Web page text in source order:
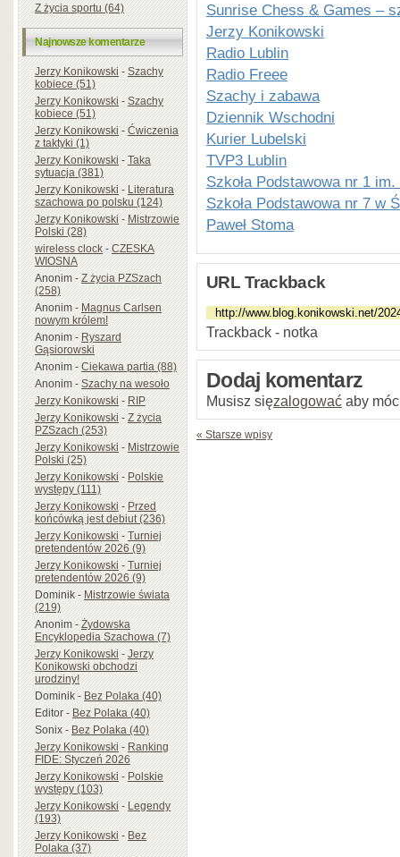
Z życia sportu (64)
Najnowsze komentarze
Jerzy Konikowski-Szachy
kobiece (51)
Jerzy Konikowski-Szachy
kobiece (51)
Jerzy Konikowski-Ćwiczenia
z taktyki (1)
Jerzy Konikowski-Taka
sytuacja (381)
Jerzy Konikowski-Literatura
szachowa po polsku (124)
Jerzy Konikowski-Mistrzowie
Polski (28)
wireless clock-CZESKA
WIOSNA
Anonim-Z życia PZSzach
(258)
Anonim-Magnus Carlsen
nowym królem!
Anonim-Ryszard
Gąsiorowski
Anonim-Ciekawa partia (88)
Anonim-Szachy na wesoło
Jerzy Konikowski-RIP
Jerzy Konikowski-Z życia
PZSzach (253)
Jerzy Konikowski-Mistrzowie
Polski (25)
Jerzy Konikowski-Polskie
występy (111)
Jerzy Konikowski-Przed
końcówką jest debiut (236)
Jerzy Konikowski-Turniej
pretendentów 2026 (9)
Jerzy Konikowski-Turniej
pretendentów 2026 (9)
Dominik-Mistrzowie świata
(219)
Anonim-Żydowska
Encyklopedia Szachowa (7)
Jerzy Konikowski-Jerzy
Konikowski obchodzi
urodziny!
Dominik-Bez Polaka (40)
Editor-Bez Polaka (40)
Sonix-Bez Polaka (40)
Jerzy Konikowski-Ranking
FIDE: Styczeń 2026
Jerzy Konikowski-Polskie
występy (103)
Jerzy Konikowski-Legendy
(193)
Jerzy Konikowski-Bez
Polaka (37)
Sunrise Chess & Games –
Jerzy Konikowski
Radio Lublin
Radio Freee
Szachy i zabawa
Dziennik Wschodni
Kurier Lubelski
TVP3 Lublin
Szkoła Podstawowa nr 1
Szkoła Podstawowa nr 7 w
Paweł Stoma
URL Trackback
Trackback - notka
Dodaj komentarz
Musisz sięzalogować aby
« Starsze wpisy